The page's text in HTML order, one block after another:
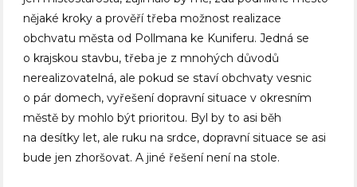
nějaké kroky a prověří třeba možnost realizace
obchvatu města od Pollmana ke Kuniferu. Jedná se
o krajskou stavbu, třeba je z mnohých důvodů
nerealizovatelná, ale pokud se staví obchvaty vesnic
o pár domech, vyřešení dopravní situace v okresním
městě by mohlo být prioritou. Byl by to asi běh
na desítky let, ale ruku na srdce, dopravní situace se asi
bude jen zhoršovat. A jiné řešení není na stole.